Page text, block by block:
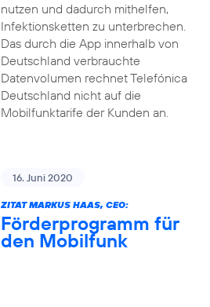
nutzen und dadurch mithelfen,
Infektionsketten zu unterbrechen.
Das durch die App innerhalb von
Deutschland verbrauchte
Datenvolumen rechnet Telefónica
Deutschland nicht auf die
Mobilfunktarife der Kunden an.
16. Juni 2020
ZITAT MARKUS HAAS, CEO:
Förderprogramm für
den Mobilfunk